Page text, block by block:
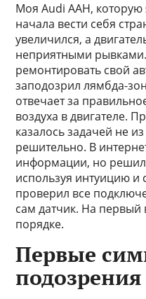
Моя Audi AAH,
начала вести себя
увеличился, а
неприятными
ремонтировать свой
заподозрил лямбда-
отвечает за
воздуха в двигателе.
казалось задачей не
решительно. В
информации, но
используя интуицию
проверил все
сам датчик. На первый
порядке.
Первые
подозрения